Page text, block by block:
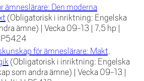
ämneslärare: Den moderna
(Obligatorisk i inriktning: Engelska
ämne) | Vecka 09-13 | 7,5 hp |
P5424
för ämneslärare: Makt,
(Obligatorisk i inriktning: Engelska
som andra ämne) | Vecka 09-13 |